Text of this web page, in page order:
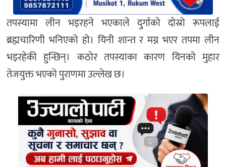
तपस्यामा लीन भइरहने भएकाले दुर्गाको दोस्रो रूपलाई
ब्रह्मचारिणी भनिएको हो। यिनी शान्त र मग्न भएर तपमा लीन
भइरहेकी हुन्छिन्। कठोर तपस्याका कारण यिनको मुहार
तेजयुक्त भएको पुराणमा उल्लेख छ।